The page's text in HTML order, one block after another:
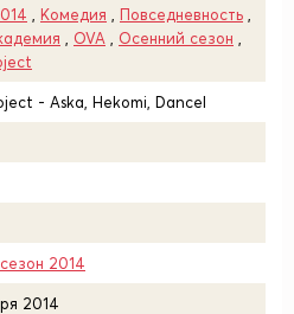
Комедия Повседневность
OVA Осенний сезон
- Aska, Hekomi, Dancel
2014
2014